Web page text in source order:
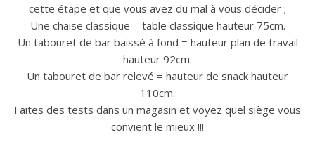
cette étape et que vous avez du mal à vous décider ;
Une chaise classique = table classique hauteur 75cm.
Un tabouret de bar baissé à fond = hauteur plan de travail
hauteur 92cm.
Un tabouret de bar relevé = hauteur de snack hauteur
110cm.
Faites des tests dans un magasin et voyez quel siège vous
convient le mieux !!!